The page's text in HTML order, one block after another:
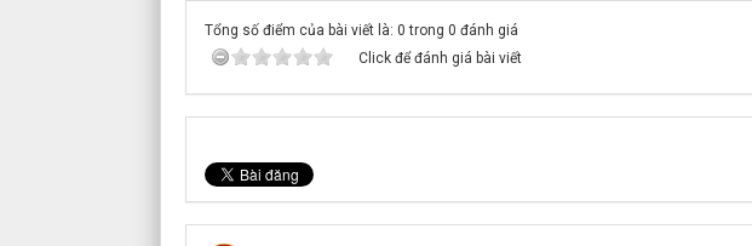
Tổng số điểm của bài viết là: 0 trong 0 đánh giá
Click để đánh giá bài viết